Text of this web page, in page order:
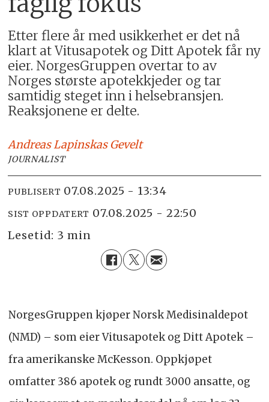
Etter flere år med usikkerhet er det nå
klart at Vitusapotek og Ditt Apotek får ny
eier. NorgesGruppen overtar to av
Norges største apotekkjeder og tar
samtidig steget inn i helsebransjen.
Reaksjonene er delte.
AndreasLapinskas Gevelt
JOURNALIST
PUBLISERT 07.08.2025 - 13:34
SIST OPPDATERT
07.08.2025 - 22:50
Lesetid: 3 min
NorgesGruppen kjøper Norsk Medisinaldepot
(NMD) – som eier Vitusapotek og Ditt Apotek –
fra amerikanske McKesson. Oppkjøpet
omfatter 386 apotek og rundt 3000 ansatte, og